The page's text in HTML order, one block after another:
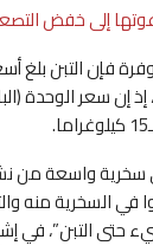
إلى خفض
فإن التبن بلغ
سخرية واسعة من
في السخرية منه
حتى التبن”، في